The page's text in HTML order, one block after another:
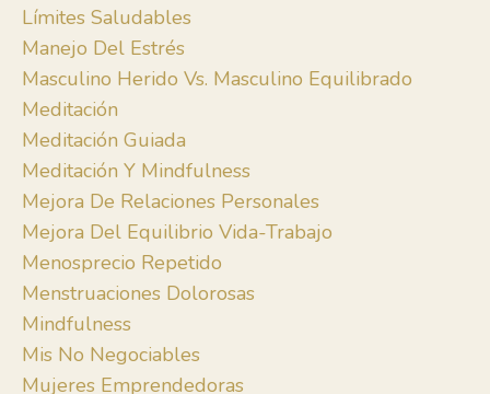
Límites Saludables
Manejo Del Estrés
Masculino Herido Vs. Masculino Equilibrado
Meditación
Meditación Guiada
Meditación Y Mindfulness
Mejora De Relaciones Personales
Mejora Del Equilibrio Vida-Trabajo
Menosprecio Repetido
Menstruaciones Dolorosas
Mindfulness
Mis No Negociables
Mujeres Emprendedoras